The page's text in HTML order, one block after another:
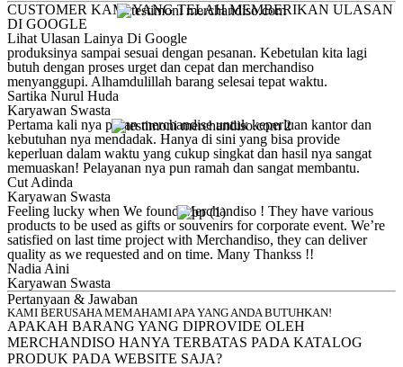
CUSTOMER KAMI YANG TELAH MEMBERIKAN ULASAN
DI GOOGLE
Lihat Ulasan Lainya Di Google
produksinya sampai sesuai dengan pesanan. Kebetulan kita lagi
butuh dengan proses urget dan cepat dan merchandiso
menyanggupi. Alhamdulillah barang selesai tepat waktu.
Sartika Nurul Huda
Karyawan Swasta
Pertama kali nya pesan merchandise untuk keperluan kantor dan
kebutuhan nya mendadak. Hanya di sini yang bisa provide
keperluan dalam waktu yang cukup singkat dan hasil nya sangat
memuaskan! Pelayanan nya pun ramah dan sangat membantu.
Cut Adinda
Karyawan Swasta
Feeling lucky when We found Merchandiso ! They have various
products to be used as gifts or souvenirs for corporate event. We’re
satisfied on last time project with Merchandiso, they can deliver
quality as we requested and on time. Many Thankss !!
Nadia Aini
Karyawan Swasta
Pertanyaan & Jawaban
KAMI BERUSAHA MEMAHAMI APA YANG ANDA BUTUHKAN!
APAKAH BARANG YANG DIPROVIDE OLEH
MERCHANDISO HANYA TERBATAS PADA KATALOG
PRODUK PADA WEBSITE SAJA?